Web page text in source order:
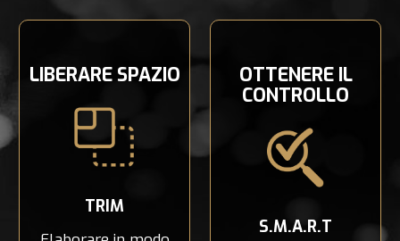
LIBERARE SPAZIO
TRIM
OTTENERE IL
CONTROLLO
S.M.A.R.T